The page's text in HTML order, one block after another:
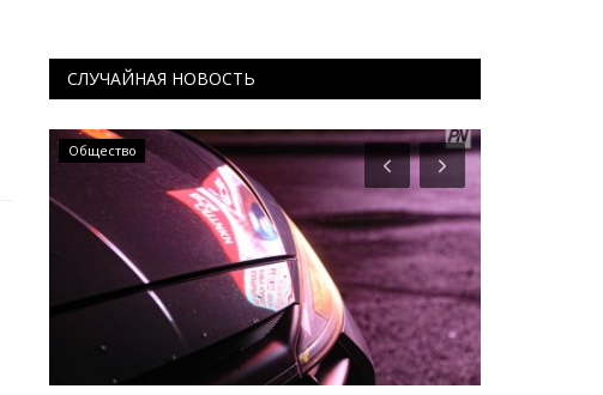
СЛУЧАЙНАЯ НОВОСТЬ
Общество